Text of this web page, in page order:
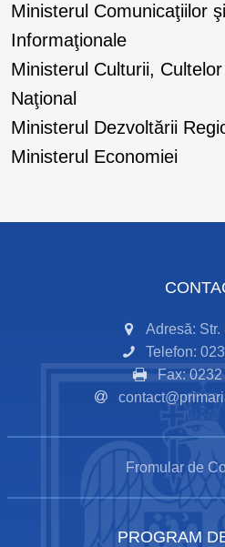
Ministerul Comunicaţiilor
Informaţionale
Ministerul Culturii,
Naţional
Ministerul Dezvoltării
Ministerul Economiei
Adresă:
Telefon:
Fax:
Fromular de
PROGRAM